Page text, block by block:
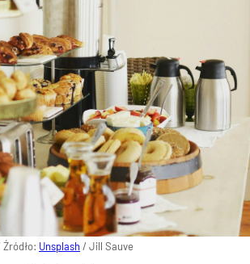
Źródło: Unsplash / Jill Sauve